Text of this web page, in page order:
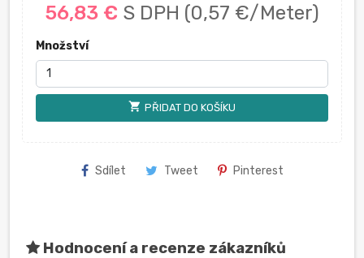
56,83 € S DPH (0,57 €/Meter)
Množství
shopping_cart PŘIDAT DO KOŠÍKU
Sdílet Tweet Pinterest
Hodnocení a recenze zákazníků